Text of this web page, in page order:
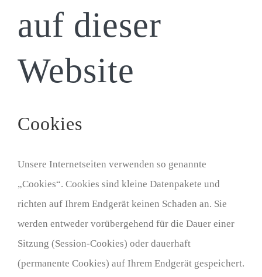
auf dieser
Website
Cookies
Unsere Internetseiten verwenden so genannte
„Cookies“. Cookies sind kleine Datenpakete und
richten auf Ihrem Endgerät keinen Schaden an. Sie
werden entweder vorübergehend für die Dauer einer
Sitzung (Session-Cookies) oder dauerhaft
(permanente Cookies) auf Ihrem Endgerät gespeichert.